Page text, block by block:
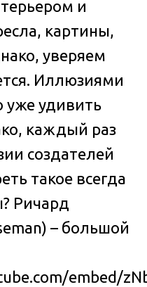
и
картины,
уверяем
Иллюзиями
уже удивить
каждый раз
создателей
такое всегда
Ричард
– большой
embed/